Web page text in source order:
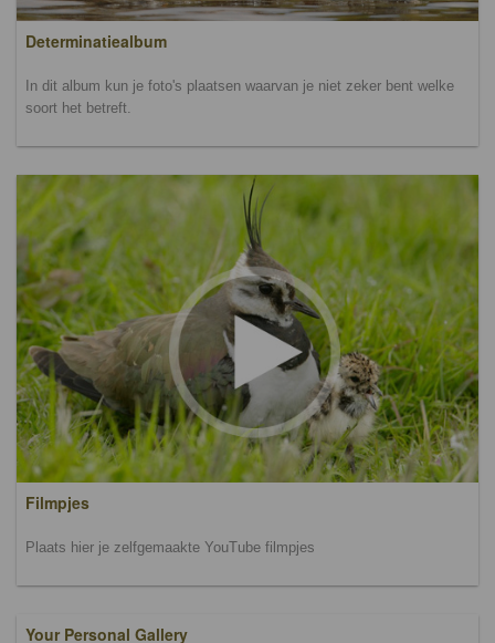
Determinatiealbum
In dit album kun je foto's plaatsen waarvan je niet zeker bent welke
soort het betreft.
Filmpjes
Plaats hier je zelfgemaakte YouTube filmpjes
Your Personal Gallery